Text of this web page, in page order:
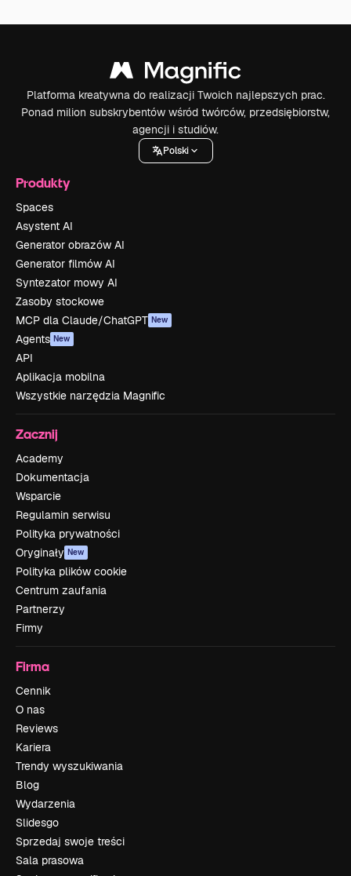
Platforma kreatywna do realizacji Twoich najlepszych prac.
Ponad milion subskrybentów wśród twórców, przedsiębiorstw,
agencji i studiów.
Polski
Produkty
Spaces
Asystent AI
Generator obrazów AI
Generator filmów AI
Syntezator mowy AI
Zasoby stockowe
MCP dla Claude/ChatGPT New
Agents New
API
Aplikacja mobilna
Wszystkie narzędzia Magnific
Zacznij
Academy
Dokumentacja
Wsparcie
Regulamin serwisu
Polityka prywatności
Oryginały New
Polityka plików cookie
Centrum zaufania
Partnerzy
Firmy
Firma
Cennik
O nas
Reviews
Kariera
Trendy wyszukiwania
Blog
Wydarzenia
Slidesgo
Sprzedaj swoje treści
Sala prasowa